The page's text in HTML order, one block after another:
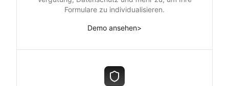
Formulare zu individualisieren.
Demo ansehen>